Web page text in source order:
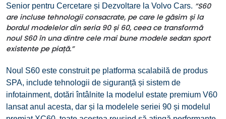
Senior pentru Cercetare și Dezvoltare la Volvo Cars. ”S60
are incluse tehnologii consacrate, pe care le găsim și la
bordul modelelor din seria 90 și 60, ceea ce transformă
noul S60 în una dintre cele mai bune modele sedan sport
existente pe piață.”
Noul S60 este construit pe platforma scalabilă de produs
SPA, include tehnologii de siguranță și sistem de
infotainment, dotări întâlnite la modelul estate premium V60
lansat anul acesta, dar și la modelele seriei 90 și modelul